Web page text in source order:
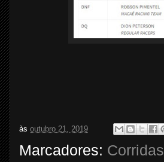
às outubro 21, 2019
Marcadores: Corridas